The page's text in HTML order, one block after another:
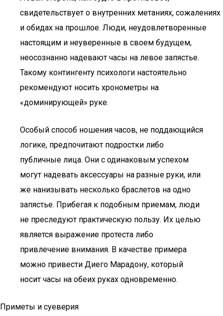
свидетельствует о внутренних метаниях, сожалениях
и обидах на прошлое. Люди, неудовлетворенные
настоящим и неуверенные в своем будущем,
неосознанно надевают часы на левое запястье.
Такому контингенту психологи настоятельно
рекомендуют носить хронометры на
«доминирующей» руке.
Особый способ ношения часов, не поддающийся
логике, предпочитают подростки либо
публичные лица. Они с одинаковым успехом
могут надевать аксессуары на разные руки, или
же нанизывать несколько браслетов на одно
запястье. Прибегая к подобным приемам, люди
не преследуют практическую пользу. Их целью
является выражение протеста либо
привлечение внимания. В качестве примера
можно привести Диего Марадону, который
носит часы на обеих руках одновременно.
Приметы и суеверия